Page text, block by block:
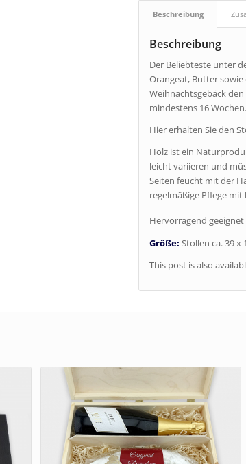
Beschreibung
Beschreibung
Der Beliebteste unter
Orangeat, Butter
Weihnachtsgebäck
mindestens 16
Hier erhalten Sie den
Holz ist ein
leicht variieren und
Seiten feucht mit der
regelmäßige Pflege
Hervorragend
Größe: Stollen ca. 39 x
This post is also